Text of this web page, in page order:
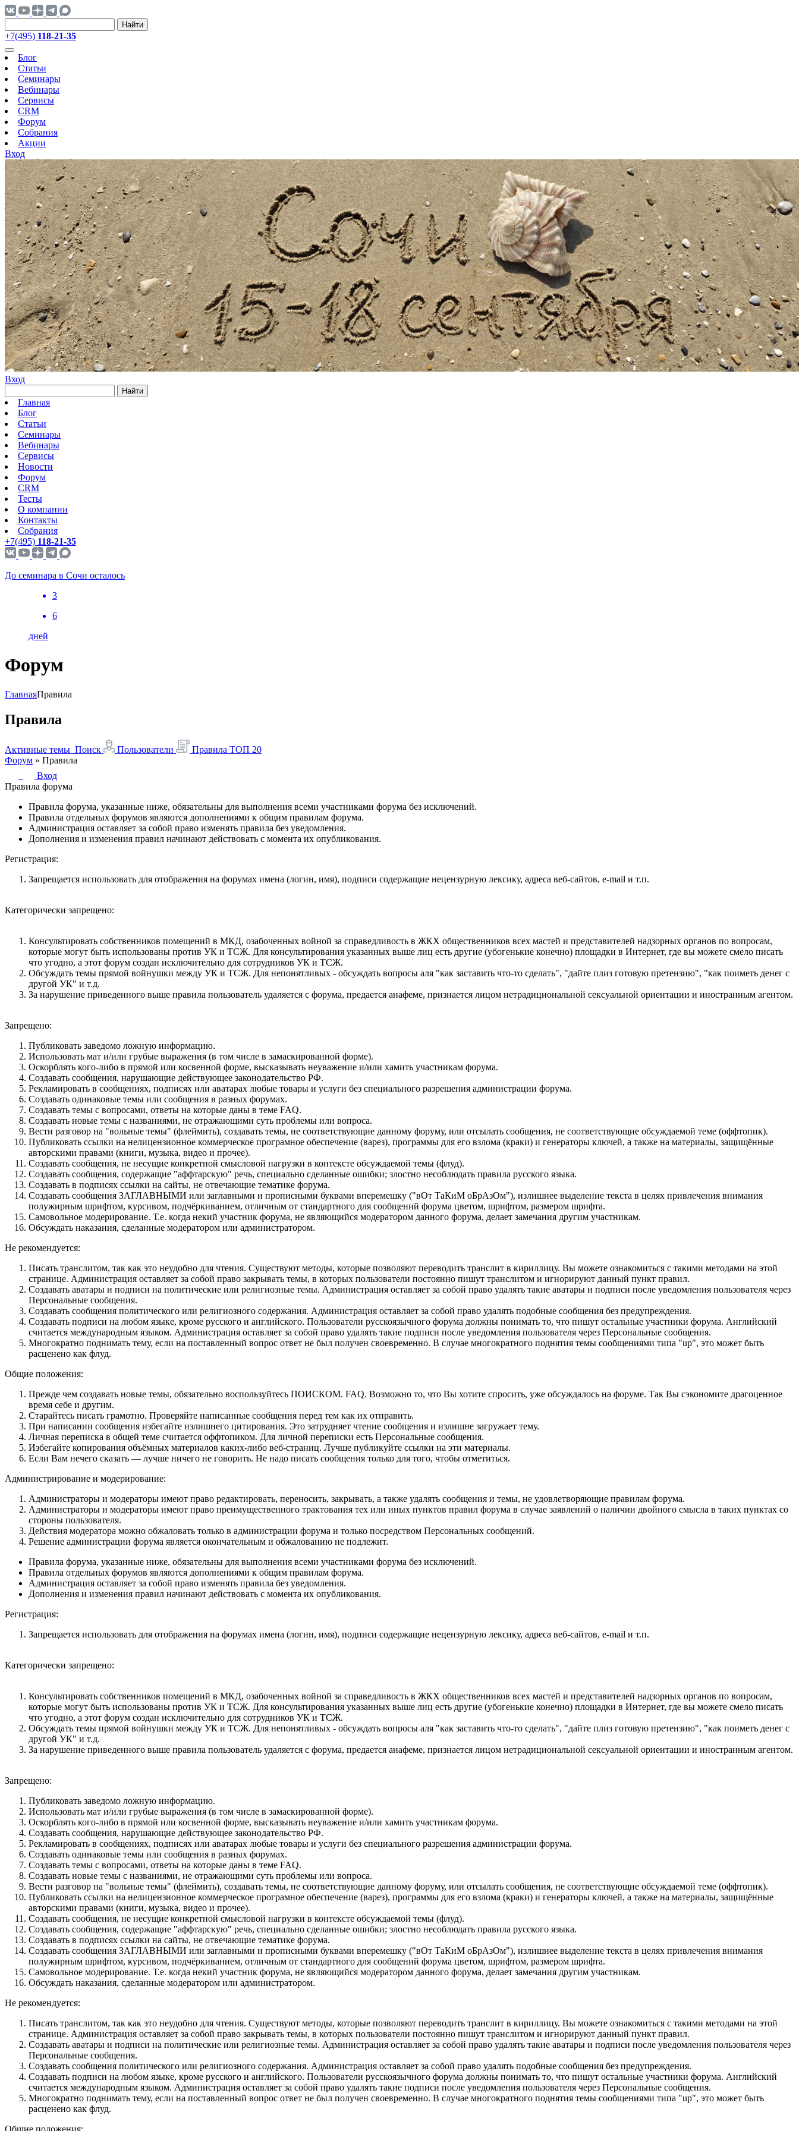
Найти
+7(495) 118-21-35
Блог
Статьи
Семинары
Вебинары
Сервисы
CRM
Форум
Собрания
Акции
Вход
Вход
Найти
Главная
Блог
Статьи
Семинары
Вебинары
Сервисы
Новости
Форум
CRM
Тесты
О компании
Контакты
Собрания
+7(495) 118-21-35
До семинара в Сочи осталось
3
6
дней
Форум
ГлавнаяПравила
Правила
Активные темы Поиск Пользователи Правила ТОП 20
Форум » Правила
Вход
Правила форума
Правила форума, указанные ниже, обязательны для выполнения всеми участниками форума без исключений.
Правила отдельных форумов являются дополнениями к общим правилам форума.
Администрация оставляет за собой право изменять правила без уведомления.
Дополнения и изменения правил начинают действовать с момента их опубликования.
Регистрация:
Запрещается использовать для отображения на форумах имена (логин, имя), подписи содержащие нецензурную лексику, адреса веб-сайтов, e-mail и т.п.
Категорически запрещено:
Консультировать собственников помещений в МКД, озабоченных войной за справедливость в ЖКХ общественников всех мастей и представителей надзорных органов по вопросам,
которые могут быть использованы против УК и ТСЖ. Для консультирования указанных выше лиц есть другие (убогенькие конечно) площадки в Интернет, где вы можете смело писать
что угодно, а этот форум создан исключительно для сотрудников УК и ТСЖ.
Обсуждать темы прямой войнушки между УК и ТСЖ. Для непонятливых - обсуждать вопросы аля "как заставить что-то сделать", "дайте плиз готовую претензию", "как поиметь денег с
другой УК" и т.д.
За нарушение приведенного выше правила пользователь удаляется с форума, предается анафеме, признается лицом нетрадициональной сексуальной ориентации и иностранным агентом.
Запрещено:
Публиковать заведомо ложнyю инфоpмацию.
Использовать мат и/или грубые выражения (в том числе в замаскированной форме).
Оскорблять кого-либо в прямой или косвенной форме, высказывать неуважение и/или хамить участникам форума.
Создавать сообщения, наpyшающие действyющее законодательство РФ.
Рекламировать в сообщениях, подписях или аватарах любые товары и услуги без специального разрешения администрации форума.
Создавать одинаковые темы или сообщения в разных форумах.
Создавать темы с вопросами, ответы на которые даны в теме FAQ.
Создавать новые темы с названиями, не отражающими суть проблемы или вопроса.
Вести разговор на "вольные темы" (флеймить), создавать темы, не соответствующие данному форуму, или отсылать сообщения, не соответствующие обсуждаемой теме (оффтопик).
Публиковать ссылки на нелицензионное коммерческое програмное обеспечение (варез), программы для его взлома (краки) и генераторы ключей, а также на материалы, защищённые
авторскими правами (книги, музыка, видео и прочее).
Создавать сообщения, не несущие конкретной смысловой нагрузки в контексте обсуждаемой темы (флуд).
Создавать сообщения, содержащие "аффтарскую" речь, специально сделанные ошибки; злостно несоблюдать правила русского языка.
Создавать в подписях ссылки на сайты, не отвечающие тематике форума.
Cоздавать сообщения ЗАГЛАВНЫМИ или заглавными и прописными буквами вперемешку ("вОт ТаКиМ оБрАзОм"), излишнее выделение текста в целях привлечения внимания
полужирным шрифтом, курсивом, подчёркиванием, отличным от стандартного для сообщений форума цветом, шрифтом, размером шрифта.
Самовольное модерирование. Т.е. когда некий участник форума, не являющийся модератором данного форума, делает замечания другим участникам.
Обсуждать наказания, сделанные модератором или администратором.
Не рекомендуется:
Писать транслитом, так как это неудобно для чтения. Существуют методы, которые позволяют переводить транслит в кириллицу. Вы можете ознакомиться с такими методами на этой
странице. Администрация оставляет за собой право закрывать темы, в которых пользователи постоянно пишут транслитом и игнорируют данный пункт правил.
Создавать аватары и подписи на политические или религиозные темы. Администрация оставляет за собой право удалять такие аватары и подписи после уведомления пользователя через
Персональные сообщения.
Создавать сообщения политического или религиозного содержания. Администрация оставляет за собой право удалять подобные сообщения без предупреждения.
Создавать подписи на любом языке, кроме русского и английского. Пользователи русскоязычного форума должны понимать то, что пишут остальные участники форума. Английский
считается международным языком. Администрация оставляет за собой право удалять такие подписи после уведомления пользователя через Персональные сообщения.
Многократно поднимать тему, если на поставленный вопрос ответ не был получен своевременно. В случае многократного поднятия темы сообщениями типа "up", это может быть
расценено как флуд.
Общие положения:
Прежде чем создавать новые темы, обязательно воспользуйтесь ПОИСКОМ. FAQ. Возможно то, что Вы хотите спросить, уже обсуждалось на форуме. Так Вы сэкономите драгоценное
время себе и другим.
Старайтесь писать грамотно. Проверяйте написанные сообщения перед тем как их отправить.
При написании сообщения избегайте излишнего цитирования. Это затрудняет чтение сообщения и излишне загружает тему.
Личная переписка в общей теме считается оффтопиком. Для личной переписки есть Персональные сообщения.
Избегайте копирования объёмных материалов каких-либо веб-страниц. Лучше публикуйте ссылки на эти материалы.
Если Вам нечего сказать — лучше ничего не говорить. Не надо писать сообщения только для того, чтобы отметиться.
Администрирование и модерирование:
Администраторы и модераторы имеют право редактировать, переносить, закрывать, а также удалять сообщения и темы, не удовлетворяющие правилам форума.
Администраторы и модераторы имеют право преимущественного трактования тех или иных пунктов правил форума в случае заявлений о наличии двойного смысла в таких пунктах со
стороны пользователя.
Действия модератора можно обжаловать только в администрации форума и только посредством Персональных сообщений.
Решение администрации форума является окончательным и обжалованию не подлежит.
Правила форума, указанные ниже, обязательны для выполнения всеми участниками форума без исключений.
Правила отдельных форумов являются дополнениями к общим правилам форума.
Администрация оставляет за собой право изменять правила без уведомления.
Дополнения и изменения правил начинают действовать с момента их опубликования.
Регистрация:
Запрещается использовать для отображения на форумах имена (логин, имя), подписи содержащие нецензурную лексику, адреса веб-сайтов, e-mail и т.п.
Категорически запрещено:
Консультировать собственников помещений в МКД, озабоченных войной за справедливость в ЖКХ общественников всех мастей и представителей надзорных органов по вопросам,
которые могут быть использованы против УК и ТСЖ. Для консультирования указанных выше лиц есть другие (убогенькие конечно) площадки в Интернет, где вы можете смело писать
что угодно, а этот форум создан исключительно для сотрудников УК и ТСЖ.
Обсуждать темы прямой войнушки между УК и ТСЖ. Для непонятливых - обсуждать вопросы аля "как заставить что-то сделать", "дайте плиз готовую претензию", "как поиметь денег с
другой УК" и т.д.
За нарушение приведенного выше правила пользователь удаляется с форума, предается анафеме, признается лицом нетрадициональной сексуальной ориентации и иностранным агентом.
Запрещено:
Публиковать заведомо ложнyю инфоpмацию.
Использовать мат и/или грубые выражения (в том числе в замаскированной форме).
Оскорблять кого-либо в прямой или косвенной форме, высказывать неуважение и/или хамить участникам форума.
Создавать сообщения, наpyшающие действyющее законодательство РФ.
Рекламировать в сообщениях, подписях или аватарах любые товары и услуги без специального разрешения администрации форума.
Создавать одинаковые темы или сообщения в разных форумах.
Создавать темы с вопросами, ответы на которые даны в теме FAQ.
Создавать новые темы с названиями, не отражающими суть проблемы или вопроса.
Вести разговор на "вольные темы" (флеймить), создавать темы, не соответствующие данному форуму, или отсылать сообщения, не соответствующие обсуждаемой теме (оффтопик).
Публиковать ссылки на нелицензионное коммерческое програмное обеспечение (варез), программы для его взлома (краки) и генераторы ключей, а также на материалы, защищённые
авторскими правами (книги, музыка, видео и прочее).
Создавать сообщения, не несущие конкретной смысловой нагрузки в контексте обсуждаемой темы (флуд).
Создавать сообщения, содержащие "аффтарскую" речь, специально сделанные ошибки; злостно несоблюдать правила русского языка.
Создавать в подписях ссылки на сайты, не отвечающие тематике форума.
Cоздавать сообщения ЗАГЛАВНЫМИ или заглавными и прописными буквами вперемешку ("вОт ТаКиМ оБрАзОм"), излишнее выделение текста в целях привлечения внимания
полужирным шрифтом, курсивом, подчёркиванием, отличным от стандартного для сообщений форума цветом, шрифтом, размером шрифта.
Самовольное модерирование. Т.е. когда некий участник форума, не являющийся модератором данного форума, делает замечания другим участникам.
Обсуждать наказания, сделанные модератором или администратором.
Не рекомендуется:
Писать транслитом, так как это неудобно для чтения. Существуют методы, которые позволяют переводить транслит в кириллицу. Вы можете ознакомиться с такими методами на этой
странице. Администрация оставляет за собой право закрывать темы, в которых пользователи постоянно пишут транслитом и игнорируют данный пункт правил.
Создавать аватары и подписи на политические или религиозные темы. Администрация оставляет за собой право удалять такие аватары и подписи после уведомления пользователя через
Персональные сообщения.
Создавать сообщения политического или религиозного содержания. Администрация оставляет за собой право удалять подобные сообщения без предупреждения.
Создавать подписи на любом языке, кроме русского и английского. Пользователи русскоязычного форума должны понимать то, что пишут остальные участники форума. Английский
считается международным языком. Администрация оставляет за собой право удалять такие подписи после уведомления пользователя через Персональные сообщения.
Многократно поднимать тему, если на поставленный вопрос ответ не был получен своевременно. В случае многократного поднятия темы сообщениями типа "up", это может быть
расценено как флуд.
Общие положения: